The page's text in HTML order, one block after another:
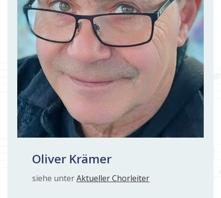
Oliver Krämer
siehe unterAktueller Chorleiter